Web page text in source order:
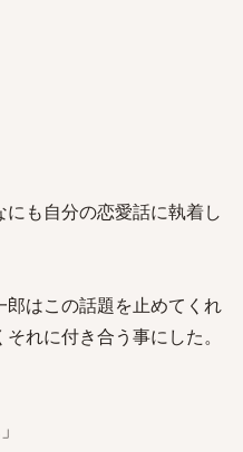
も自分の恋愛話に執着し
はこの話題を止めてくれ
れに付き合う事にした。